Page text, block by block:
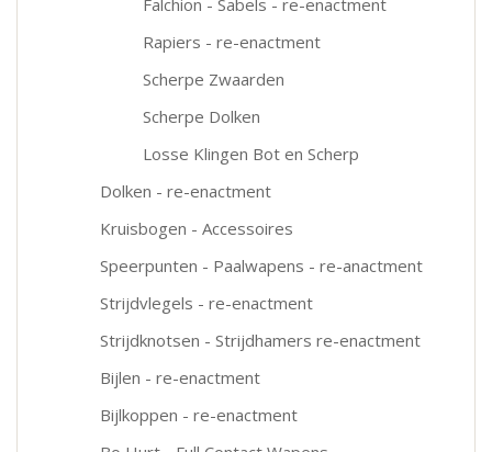
Falchion - Sabels - re-enactment
Rapiers - re-enactment
Scherpe Zwaarden
Scherpe Dolken
Losse Klingen Bot en Scherp
Dolken - re-enactment
Kruisbogen - Accessoires
Speerpunten - Paalwapens - re-anactment
Strijdvlegels - re-enactment
Strijdknotsen - Strijdhamers re-enactment
Bijlen - re-enactment
Bijlkoppen - re-enactment